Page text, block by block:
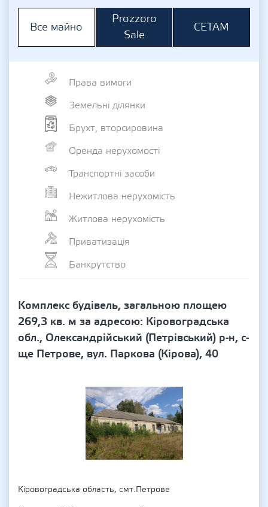
Все майно
Prozzoro
Sale
СЕТАМ
Права вимоги
Земельні ділянки
Брухт, вторсировина
Оренда нерухомості
Транспортні засоби
Нежитлова нерухомість
Житлова нерухомість
Приватизація
Банкрутство
Комплекс будівель, загальною площею
269,3 кв. м за адресою: Кіровоградська
обл., Олександрійський (Петрівський) р-н, с-
ще Петрове, вул. Паркова (Кірова), 40
Кіровоградська область, смт.Петрове